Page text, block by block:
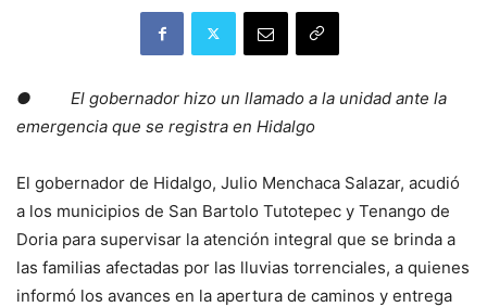
● El gobernador hizo un llamado a la unidad ante la
emergencia que se registra en Hidalgo
El gobernador de Hidalgo, Julio Menchaca Salazar, acudió
a los municipios de San Bartolo Tutotepec y Tenango de
Doria para supervisar la atención integral que se brinda a
las familias afectadas por las lluvias torrenciales, a quienes
informó los avances en la apertura de caminos y entrega